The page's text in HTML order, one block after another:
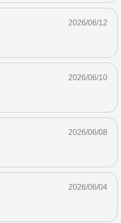
2026/06/12
2026/06/10
2026/06/08
2026/06/04